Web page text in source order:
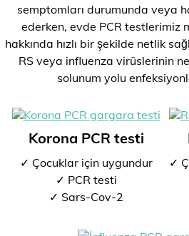
semptomları durumunda veya
ederken, evde PCR testlerimiz
hakkında hızlı bir şekilde netlik
RS veya influenza virüslerinin
solunum yolu
Korona PCR testi
✓ Çocuklar için uygundur
✓ PCR testi
✓ Sars-Cov-2
✓